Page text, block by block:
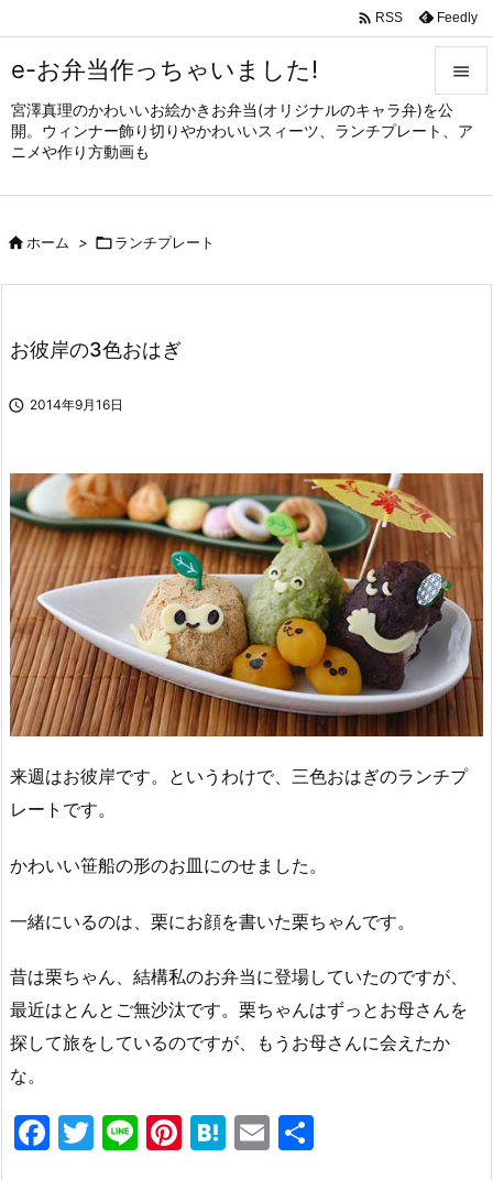
e-お弁当作っちゃいました!
宮澤真理のかわいいお絵かきお弁当(オリジナルのキャラ弁)を公
開。ウィンナー飾り切りやかわいいスィーツ、ランチプレート、ア
ニメや作り方動画も


メニュ
サイド

 RSS Feedly
ホーム > ランチプレート
お彼岸の3色おはぎ
 2014年9月16日
来週はお彼岸です。というわけで、三色おはぎのランチプ
レートです。
かわいい笹船の形のお皿にのせました。
一緒にいるのは、栗にお顔を書いた栗ちゃんです。
昔は栗ちゃん、結構私のお弁当に登場していたのですが、
最近はとんとご無沙汰です。栗ちゃんはずっとお母さんを
探して旅をしているのですが、もうお母さんに会えたか
な。
F
T
Li Pi H
E